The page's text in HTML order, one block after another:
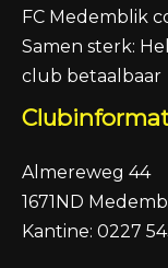
FC Medemblik
Samen sterk:
club betaalbaar
Almereweg 44
1671ND
Kantine: 0227